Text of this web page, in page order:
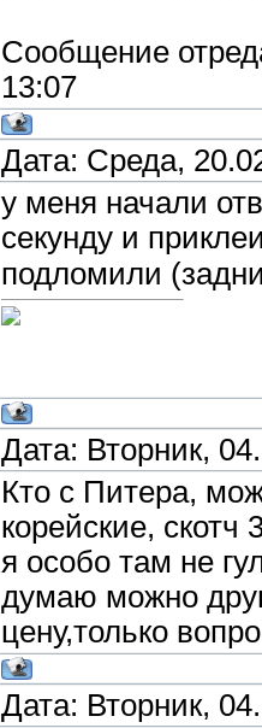
Сообщение
13:07
Дата: Среда,
у меня начали
секунду и
подломили
Дата: Вторник,
Кто с Питера,
корейские,
я особо там не
думаю можно
цену,только
Дата: Вторник,